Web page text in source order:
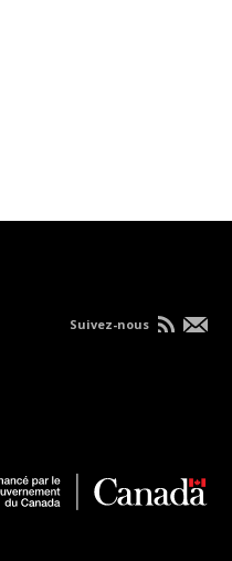
Suivez-nous